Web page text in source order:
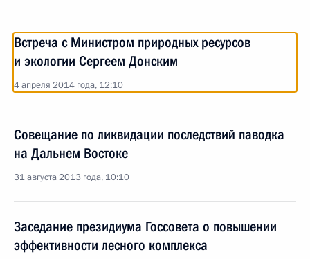
Встреча с Министром природных ресурсов
и экологии Сергеем Донским
4 апреля 2014 года, 12:10
Совещание по ликвидации последствий паводка
на Дальнем Востоке
31 августа 2013 года, 10:10
Заседание президиума Госсовета о повышении
эффективности лесного комплекса